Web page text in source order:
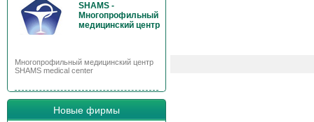
SHAMS -
Многопрофильный
медицинский центр
Многопрофильный медицинский центр
SHAMS medical center
Новые фирмы